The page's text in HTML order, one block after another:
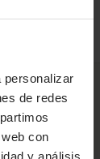
personalizar
de redes
con
y análisis